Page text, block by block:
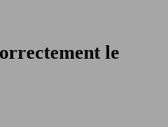
le